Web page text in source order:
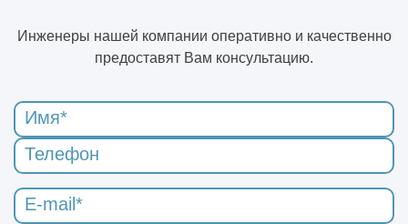
Инженеры нашей компании оперативно и качественно
предоставят Вам консультацию.